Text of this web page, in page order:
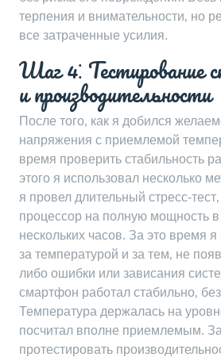
терпения и внимательности‚ но
все затраченные усилия.
Шаг 4⁚ Тестирование
и производительности
После того‚ как я добился
напряжения с приемлемой
время проверить стабильность
этого я использовал несколько
я провел длительный стресс-
процессор на полную мощность в
нескольких часов. За это время
за температурой и за тем‚ не
либо ошибки или зависания
смартфон работал стабильно‚
Температура держалась на
посчитал вполне приемлемым.
протестировать